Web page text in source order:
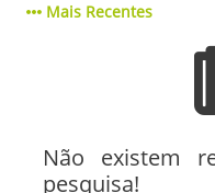
Mais Recentes
Não existem
pesquisa!